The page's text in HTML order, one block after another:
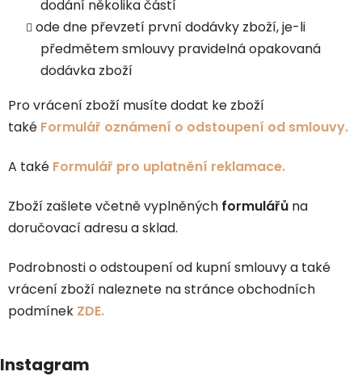
dodání několika částí
ode dne převzetí první dodávky zboží, je-li
předmětem smlouvy pravidelná opakovaná
dodávka zboží
Pro vrácení zboží musíte dodat ke zboží
také Formulář oznámení o odstoupení od smlouvy.
A také Formulář pro uplatnění reklamace.
Zboží zašlete včetně vyplněných formulářů na
doručovací adresu a sklad.
Podrobnosti o odstoupení od kupní smlouvy a také
vrácení zboží naleznete na stránce obchodních
podmínek ZDE.
Instagram